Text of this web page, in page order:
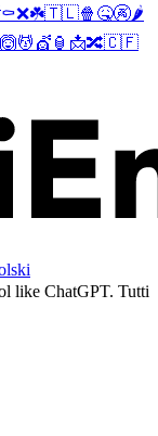
⚰️❌☘️🇹🇱🍿 🤒🚱🌶️
🙆💆 💇 🏮 📩🔀🇨🇫
like ChatGPT. Tutti